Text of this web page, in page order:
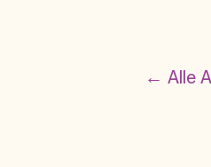
← Alle